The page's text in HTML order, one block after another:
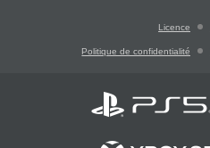
Licence
Politique de confidentialité